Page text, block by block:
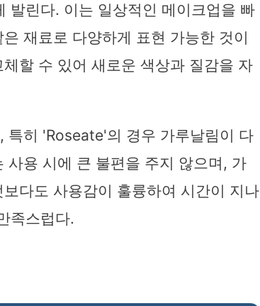
발린다. 이는 일상적인 메이크업을 빠
재료로 다양하게 표현 가능한 것이
할 수 있어 새로운 색상과 질감을 자
특히 'Roseate'의 경우 가루날림이 다
사용 시에 큰 불편을 주지 않으며, 가
다도 사용감이 훌륭하여 시간이 지나
족스럽다.